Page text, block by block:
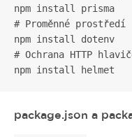
npm install prisma
# Proměnné prostředí
npm install dotenv
# Ochrana HTTP
npm install helmet
package.json a